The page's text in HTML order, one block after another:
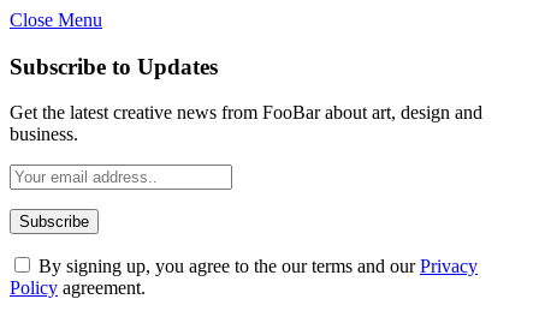
Close Menu
Subscribe to Updates
Get the latest creative news from FooBar about art, design and
business.
By signing up, you agree to the our terms and ourPrivacy
Policy agreement.